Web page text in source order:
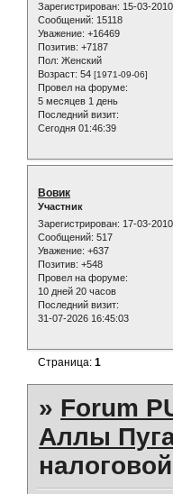
Зарегистрирован: 15-03-2010
Сообщений: 15118
Уважение: +16469
Позитив: +7187
Пол: Женский
Возраст: 54 [1971-09-06]
Провел на форуме:
5 месяцев 1 день
Последний визит:
Сегодня 01:46:39
Вовик
Участник
Зарегистрирован: 17-03-2010
Сообщений: 517
Уважение: +637
Позитив: +548
Провел на форуме:
10 дней 20 часов
Последний визит:
31-07-2026 16:45:03
Страница:1
» Forum
Аллы